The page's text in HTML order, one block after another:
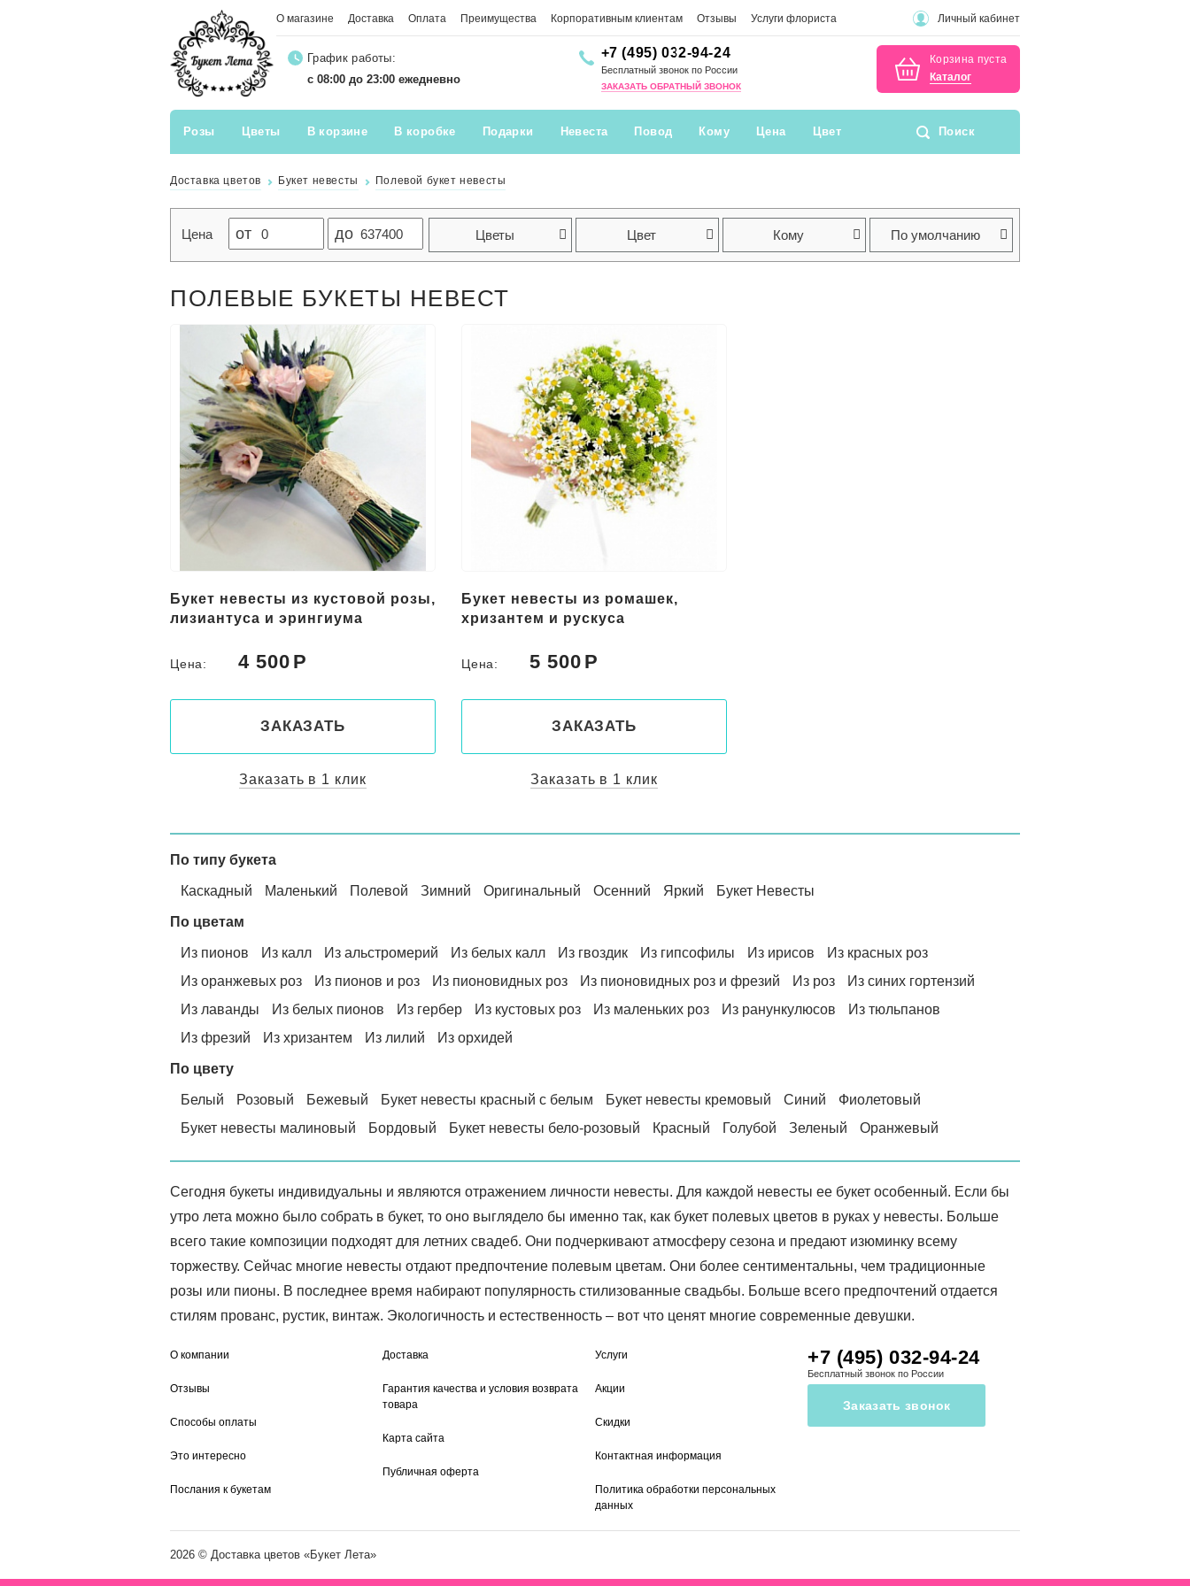
О магазине Доставка Оплата Преимущества Корпоративным клиентам Отзывы Услуги флориста Личный кабинет
График работы:
с 08:00 до 23:00 ежедневно
+7 (495) 032-94-24
Бесплатный звонок по России
ЗАКАЗАТЬ ОБРАТНЫЙ ЗВОНОК
Корзина пуста
Каталог
Розы Цветы В корзине В коробке Подарки Невеста Повод Кому Цена Цвет Поиск
Доставка цветов Букет невесты Полевой букет невесты
Цена от до Цветы Цвет Кому По умолчанию
ПОЛЕВЫЕ БУКЕТЫ НЕВЕСТ
Букет невесты из кустовой розы,
лизиантуса и эрингиума
Цена: 4 500
ЗАКАЗАТЬ
Заказать в 1 клик
Букет невесты из ромашек,
хризантем и рускуса
Цена: 5 500
ЗАКАЗАТЬ
Заказать в 1 клик
По типу букета
Каскадный Маленький Полевой Зимний Оригинальный Осенний Яркий Букет Невесты
По цветам
Из пионов Из калл Из альстромерий Из белых калл Из гвоздик Из гипсофилы Из ирисов
Из красных роз
Из оранжевых роз
Из пионов и роз Из пионовидных роз Из пионовидных роз и фрезий Из роз
Из синих гортензий
Из лаванды
Из белых пионов Из гербер Из кустовых роз Из маленьких роз Из ранункулюсов
Из тюльпанов
Из фрезий
Из хризантем Из лилий Из орхидей
По цвету
Белый Розовый Бежевый Букет невесты красный с белым Букет невесты кремовый Синий
Фиолетовый
Букет невесты малиновый
Бордовый Букет невесты бело-розовый Красный Голубой Зеленый Оранжевый
Сегодня букеты индивидуальны и являются отражением личности невесты. Для каждой невесты ее букет особенный. Если бы
утро лета можно было собрать в букет, то оно выглядело бы именно так, как букет полевых цветов в руках у невесты. Больше
всего такие композиции подходят для летних свадеб. Они подчеркивают атмосферу сезона и предают изюминку всему
торжеству. Сейчас многие невесты отдают предпочтение полевым цветам. Они более сентиментальны, чем традиционные
розы или пионы. В последнее время набирают популярность стилизованные свадьбы. Больше всего предпочтений отдается
стилям прованс, рустик, винтаж. Экологичность и естественность – вот что ценят многие современные девушки.
О компании
Отзывы
Способы оплаты
Это интересно
Послания к букетам
Доставка
Гарантия качества и условия возврата
товара
Карта сайта
Публичная оферта
Услуги
Акции
Скидки
Контактная информация
Политика обработки персональных
данных
+7 (495) 032-94-24
Бесплатный звонок по России
Заказать звонок
2026 © Доставка цветов «Букет Лета»